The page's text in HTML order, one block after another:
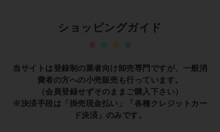
ショッピングガイド
当サイトは登録制の業者向け卸売専門ですが、一般消
費者の方への小売販売も行っています。
（会員登録せずそのままご購入下さい）
※決済手段は「掛売現金払い」「各種クレジットカー
ド決済」のみです。